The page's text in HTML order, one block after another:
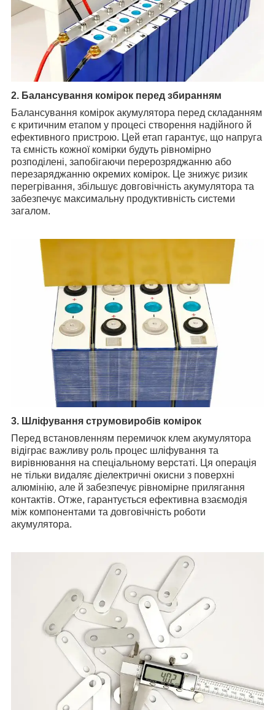
2. Балансування комірок перед збиранням
Балансування комірок акумулятора перед складанням
є критичним етапом у процесі створення надійного й
ефективного пристрою. Цей етап гарантує, що напруга
та ємність кожної комірки будуть рівномірно
розподілені, запобігаючи перерозряджанню або
перезаряджанню окремих комірок. Це знижує ризик
перегрівання, збільшує довговічність акумулятора та
забезпечує максимальну продуктивність системи
загалом.
3. Шліфування струмовиробів комірок
Перед встановленням перемичок клем акумулятора
відіграє важливу роль процес шліфування та
вирівнювання на спеціальному верстаті. Ця операція
не тільки видаляє діелектричні окисни з поверхні
алюмінію, але й забезпечує рівномірне прилягання
контактів. Отже, гарантується ефективна взаємодія
між компонентами та довговічність роботи
акумулятора.